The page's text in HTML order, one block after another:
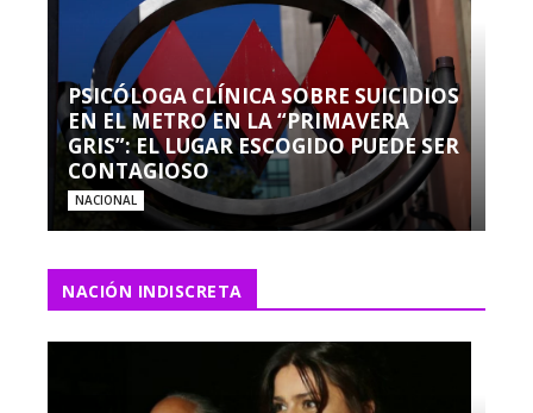
PSICÓLOGA CLÍNICA SOBRE SUICIDIOS
EN EL METRO EN LA “PRIMAVERA
GRIS”: EL LUGAR ESCOGIDO PUEDE SER
CONTAGIOSO
NACIONAL
NACIÓN INDISCRETA